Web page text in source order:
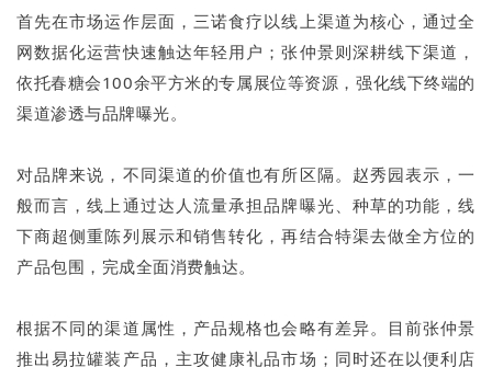
首先在市场运作层面，三诺食疗以线上渠道为核心，通过全
网数据化运营快速触达年轻用户；张仲景则深耕线下渠道，
依托春糖会100余平方米的专属展位等资源，强化线下终端的
渠道渗透与品牌曝光。
对品牌来说，不同渠道的价值也有所区隔。赵秀园表示，一
般而言，线上通过达人流量承担品牌曝光、种草的功能，线
下商超侧重陈列展示和销售转化，再结合特渠去做全方位的
产品包围，完成全面消费触达。
根据不同的渠道属性，产品规格也会略有差异。目前张仲景
推出易拉罐装产品，主攻健康礼品市场；同时还在以便利店